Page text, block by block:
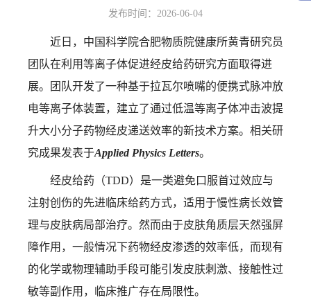
发布时间：2026-06-04
近日，中国科学院合肥物质院健康所黄青研究员
团队在利用等离子体促进经皮给药研究方面取得进
展。团队开发了一种基于拉瓦尔喷嘴的便携式脉冲放
电等离子体装置，建立了通过低温等离子体冲击波提
升大小分子药物经皮递送效率的新技术方案。相关研
究成果发表于Applied Physics Letters。
经皮给药（TDD）是一类避免口服首过效应与
注射创伤的先进临床给药方式，适用于慢性病长效管
理与皮肤病局部治疗。然而由于皮肤角质层天然强屏
障作用，一般情况下药物经皮渗透的效率低，而现有
的化学或物理辅助手段可能引发皮肤刺激、接触性过
敏等副作用，临床推广存在局限性。